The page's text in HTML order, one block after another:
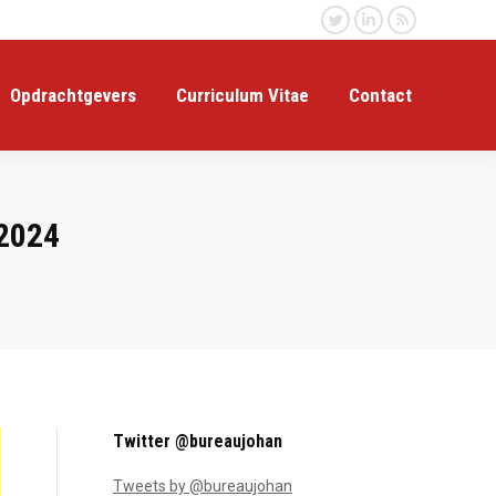
TwitterLinkedin
Rss
Opdrachtgevers Curriculum Vitae Contact
Twitter @bureaujohan
Tweets by @bureaujohan